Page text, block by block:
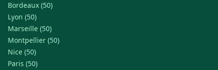
Bordeaux (50)
Lyon (50)
Marseille (50)
Montpellier (50)
Nice (50)
Paris (50)